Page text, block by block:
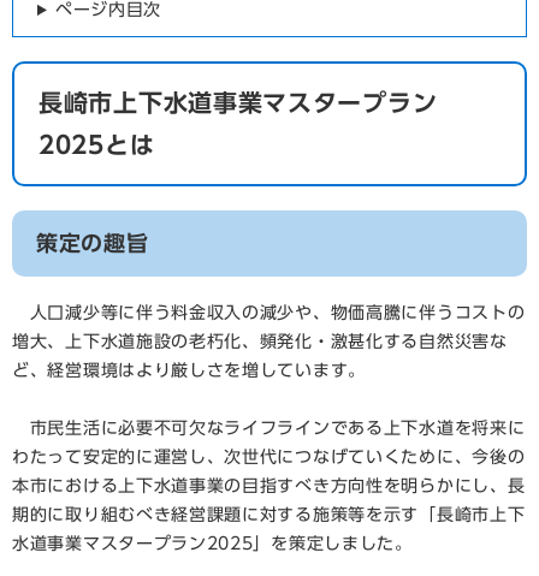
ページ内目次
長崎市上下水道事業マスタープラン
2025とは
策定の趣旨
人口減少等に伴う料金収入の減少や、物価高騰に伴うコストの
増大、上下水道施設の老朽化、頻発化・激甚化する自然災害な
ど、経営環境はより厳しさを増しています。
市民生活に必要不可欠なライフラインである上下水道を将来に
わたって安定的に運営し、次世代につなげていくために、今後の
本市における上下水道事業の目指すべき方向性を明らかにし、長
期的に取り組むべき経営課題に対する施策等を示す「長崎市上下
水道事業マスタープラン2025」を策定しました。